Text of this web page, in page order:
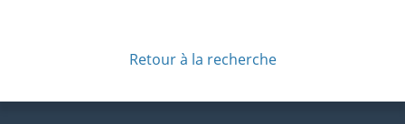
Retour à la recherche